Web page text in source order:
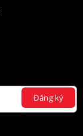
Đăng ký